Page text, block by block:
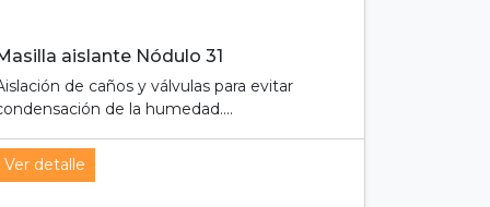
aislante Nódulo 31
de caños y válvulas para evitar
de la humedad....
Ver detalle